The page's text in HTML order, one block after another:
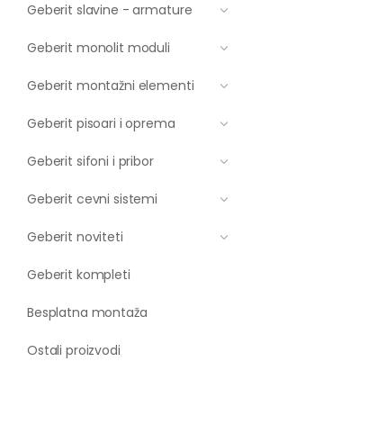
Geberit slavine - armature
Geberit monolit moduli
Geberit montažni elementi
Geberit pisoari i oprema
Geberit sifoni i pribor
Geberit cevni sistemi
Geberit noviteti
Geberit kompleti
Besplatna montaža
Ostali proizvodi